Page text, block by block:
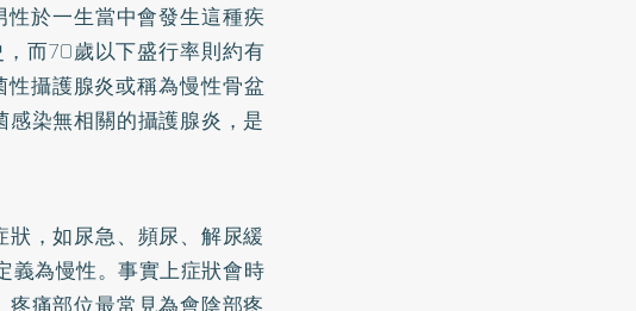
於一生當中會發生這種疾
而70歲以下盛行率則約有
攝護腺炎或稱為慢性骨盆
染無相關的攝護腺炎，是
，如尿急、頻尿、解尿緩
義為慢性。事實上症狀會時
痛部位最常見為會陰部疼